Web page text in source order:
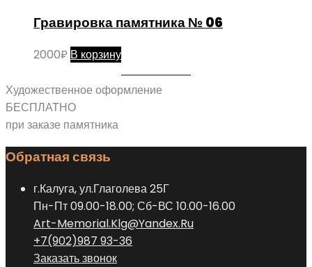
Гравировка памятника № 06
2000₽ В корзину
Художественное оформление
БЕСПЛАТНО
при заказе памятника
Обратная связь
г.Калуга, ул.Глаголева 25Г
Пн-Пт 09.00-18.00; Сб-ВС 10.00-16.00
Art-Memorial.Klg@Yandex.Ru
+7(902)987 93-36
Заказать звонок